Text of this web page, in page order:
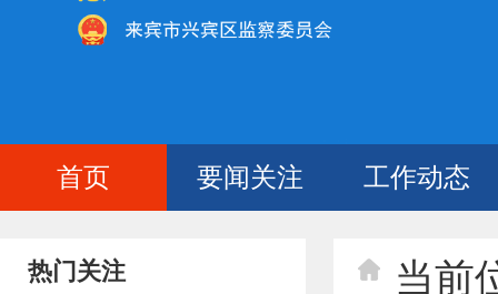
首页 要闻关注 工作动态
热门关注 当前